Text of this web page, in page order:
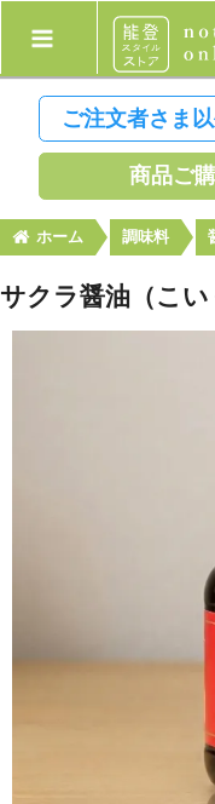
ご注文者さま
商品ご
ホーム 調味料
サクラ醤油（こ